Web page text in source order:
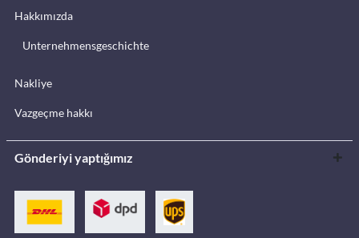
Hakkımızda
Unternehmensgeschichte
Nakliye
Vazgeçme hakkı
Gönderiyi yaptığımız